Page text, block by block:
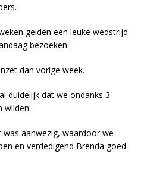
gelden een leuke wedstrijd
bezoeken.
dan vorige week.
duidelijk dat we ondanks 3
wilden.
aanwezig, waardoor we
en verdedigend Brenda goed